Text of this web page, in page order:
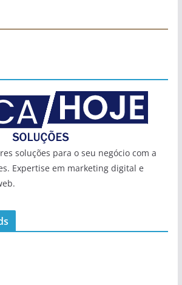
soluções para o seu negócio com a
Expertise em marketing digital e